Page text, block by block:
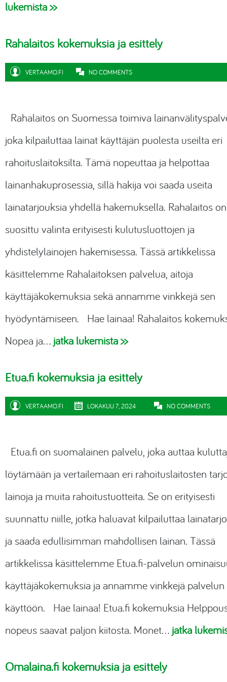
lukemista >>
Rahalaitos kokemuksia ja esittely
VERTAAMO.FI NO COMMENTS
Rahalaitos on Suomessa toimiva
joka kilpailuttaa lainat käyttäjän puolesta useilta eri
rahoituslaitoksilta. Tämä nopeuttaa ja helpottaa
lainanhakuprosessia, sillä hakija voi saada useita
lainatarjouksia yhdellä hakemuksella. Rahalaitos on
suosittu valinta erityisesti kulutusluottojen ja
yhdistelylainojen hakemisessa. Tässä artikkelissa
käsittelemme Rahalaitoksen palvelua, aitoja
käyttäjäkokemuksia sekä annamme vinkkejä sen
hyödyntämiseen. Hae lainaa! Rahalaitos
Nopea ja… jatka lukemista >>
Etua.fi kokemuksia ja esittely
VERTAAMO.FI LOKAKUU 7, 2024 NO COMMENTS
Etua.fi on suomalainen palvelu, joka auttaa
löytämään ja vertailemaan eri rahoituslaitosten
lainoja ja muita rahoitustuotteita. Se on erityisesti
suunnattu niille, jotka haluavat kilpailuttaa
ja saada edullisimman mahdollisen lainan. Tässä
artikkelissa käsittelemme Etua.fi-palvelun
käyttäjäkokemuksia ja annamme vinkkejä palvelun
käyttöön. Hae lainaa! Etua.fi kokemuksia
nopeus saavat paljon kiitosta. Monet… jatka
Omalaina.fi kokemuksia ja esittely